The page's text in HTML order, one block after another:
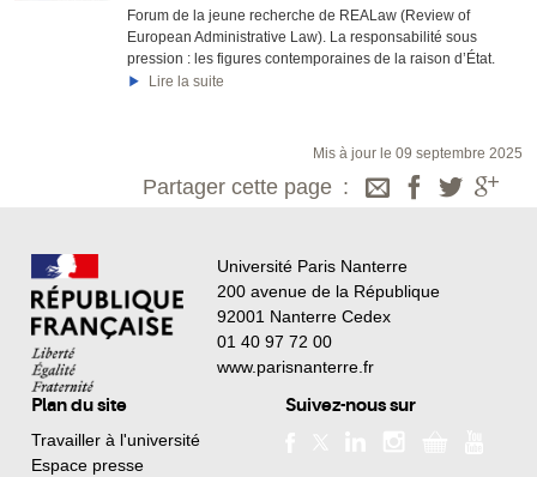
Forum de la jeune recherche de REALaw (Review of
European Administrative Law). La responsabilité sous
pression : les figures contemporaines de la raison d’État.
Lire la suite
Mis à jour le 09 septembre 2025
Partager cette page
Université Paris Nanterre
200 avenue de la République
92001 Nanterre Cedex
01 40 97 72 00
www.parisnanterre.fr
Plan du site
Travailler à l'université
Espace presse
Suivez-nous sur